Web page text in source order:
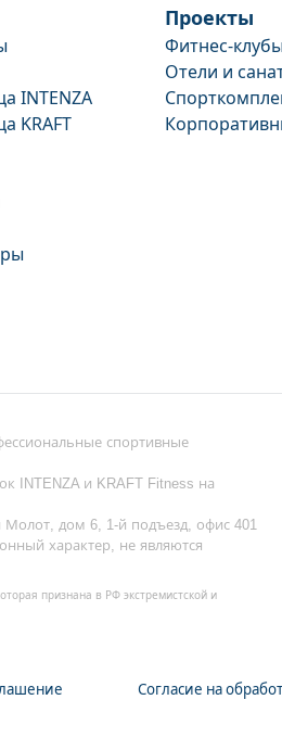
INTENZA
KRAFT
Проекты
Фитнес-клубы
Отели и
спортивные
INTENZA и KRAFT Fitness на
Молот, дом 6, 1-й подъезд, офис 401
характер, не являются
признана в РФ экстремистской и
Согласие на